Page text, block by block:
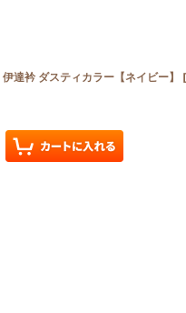
達衿 ダスティカラー【ネイビー】 [